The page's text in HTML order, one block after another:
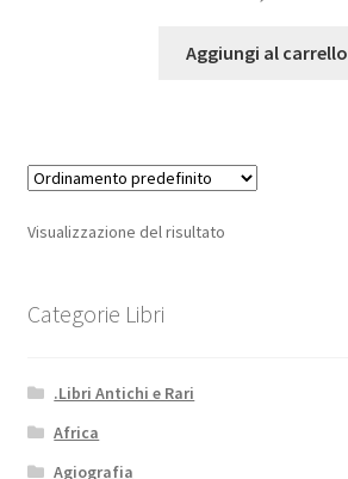
Aggiungi al carrello
Visualizzazione del risultato
Categorie Libri
.Libri Antichi e Rari
Africa
Agiografia